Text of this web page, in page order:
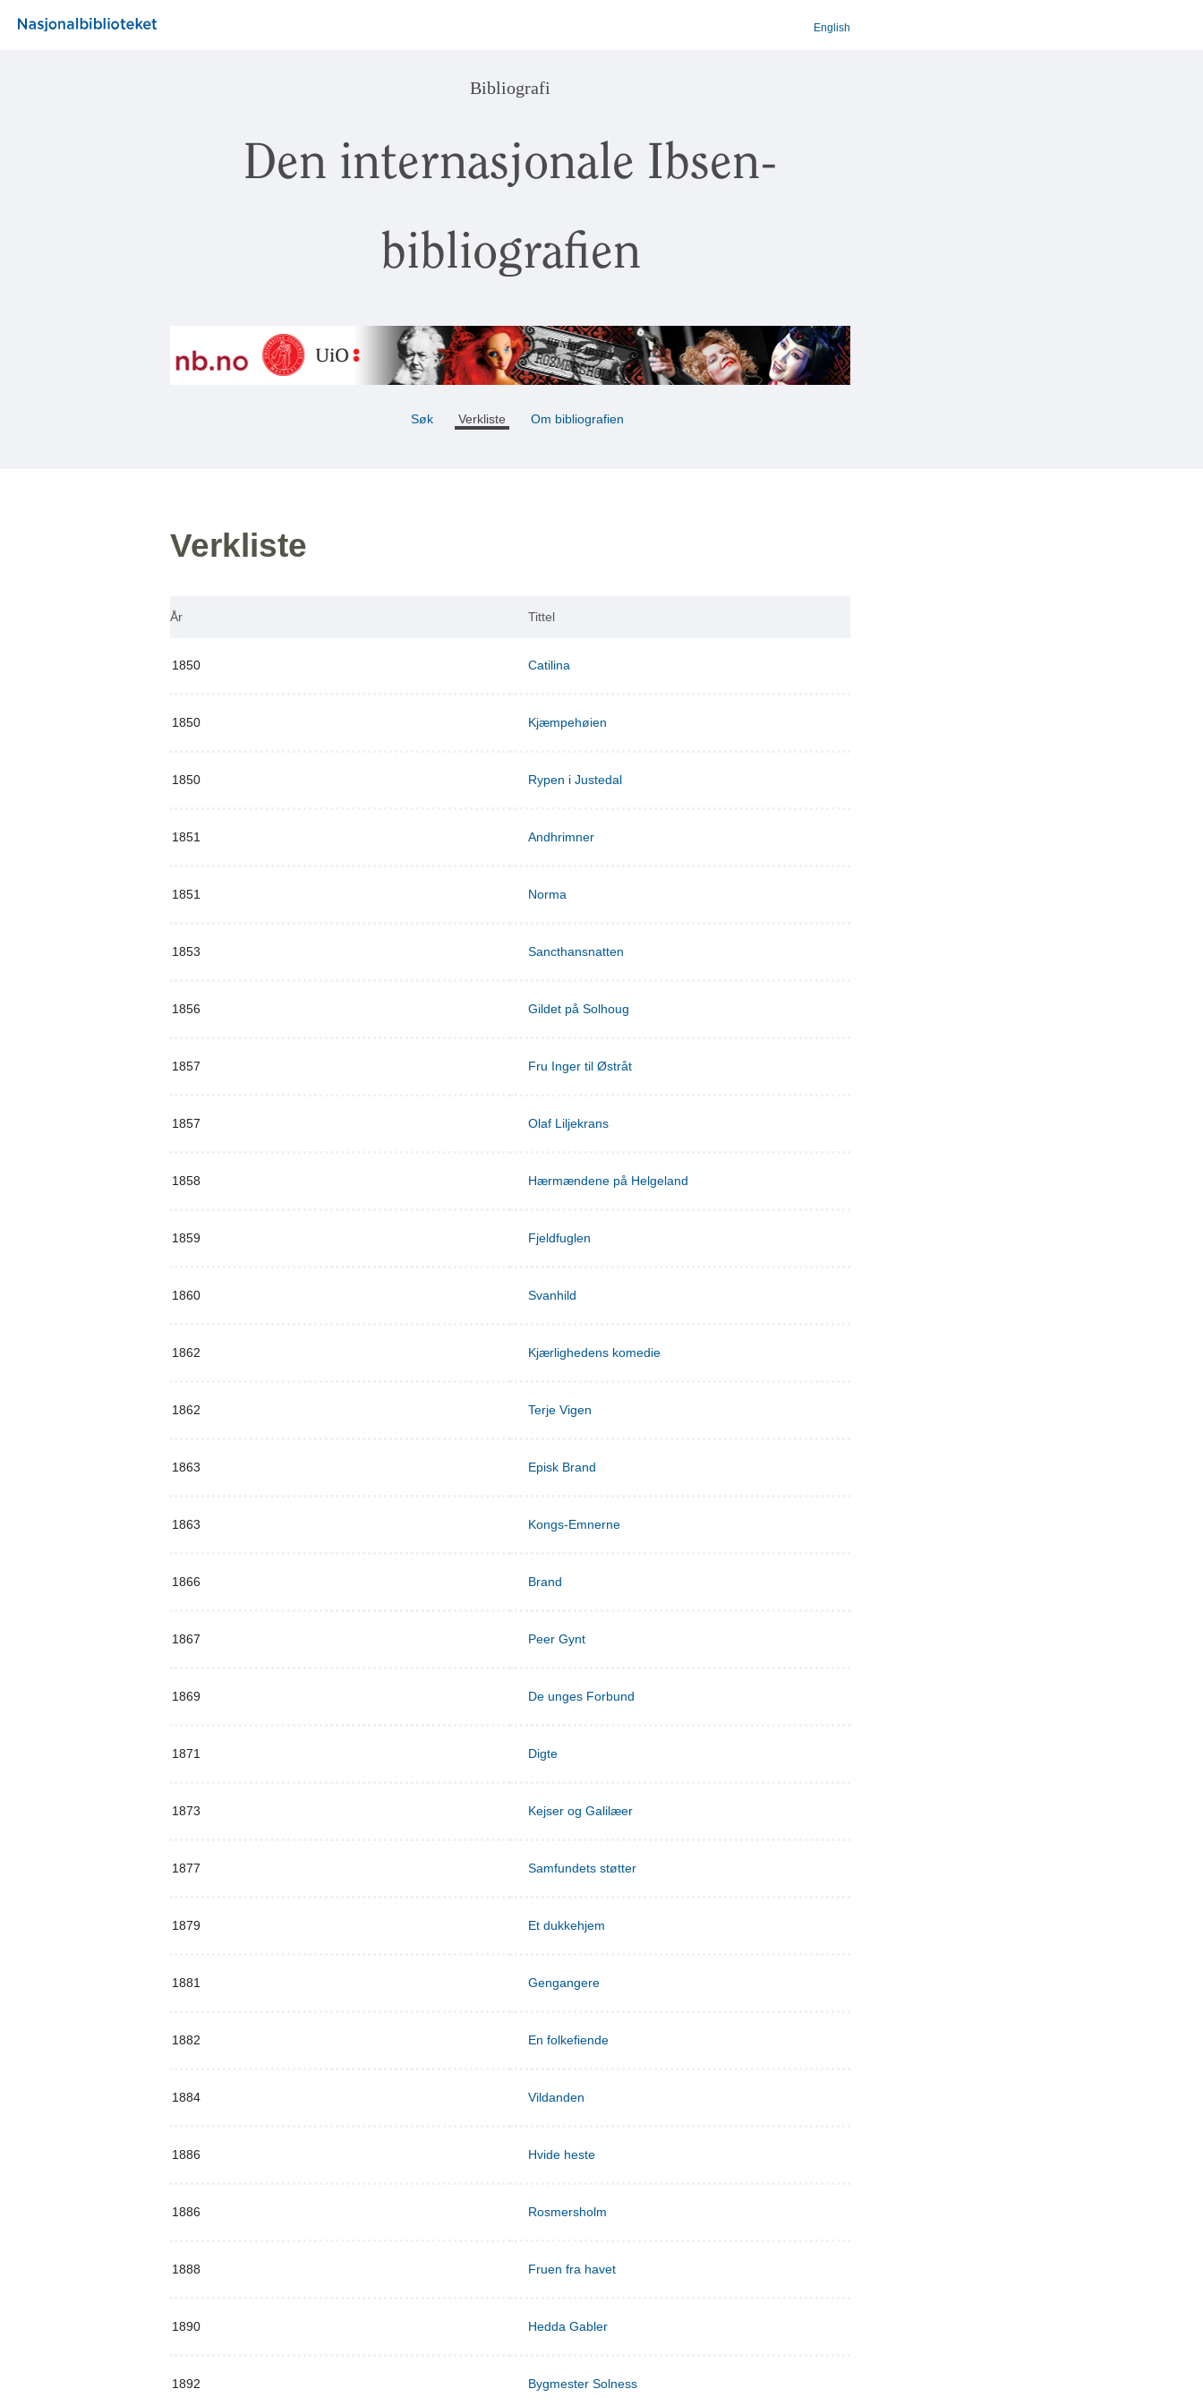
English
Bibliografi
Den internasjonale Ibsen-
bibliografien
Søk Verkliste Om bibliografien
Verkliste
År Tittel
1850 Catilina
1850 Kjæmpehøien
1850 Rypen i Justedal
1851 Andhrimner
1851 Norma
1853 Sancthansnatten
1856 Gildet på Solhoug
1857 Fru Inger til Østråt
1857 Olaf Liljekrans
1858 Hærmændene på Helgeland
1859 Fjeldfuglen
1860 Svanhild
1862 Kjærlighedens komedie
1862 Terje Vigen
1863 Episk Brand
1863 Kongs-Emnerne
1866 Brand
1867 Peer Gynt
1869 De unges Forbund
1871 Digte
1873 Kejser og Galilæer
1877 Samfundets støtter
1879 Et dukkehjem
1881 Gengangere
1882 En folkefiende
1884 Vildanden
1886 Hvide heste
1886 Rosmersholm
1888 Fruen fra havet
1890 Hedda Gabler
1892 Bygmester Solness